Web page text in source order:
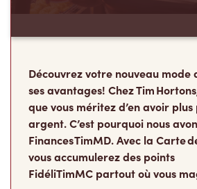
Découvrez votre nouveau mode
ses avantages! Chez Tim
que vous méritez d’en avoir
argent. C’est pourquoi nous
Finances TimMD. Avec la Carte
vous accumulerez des points
FidéliTimMC partout où vous